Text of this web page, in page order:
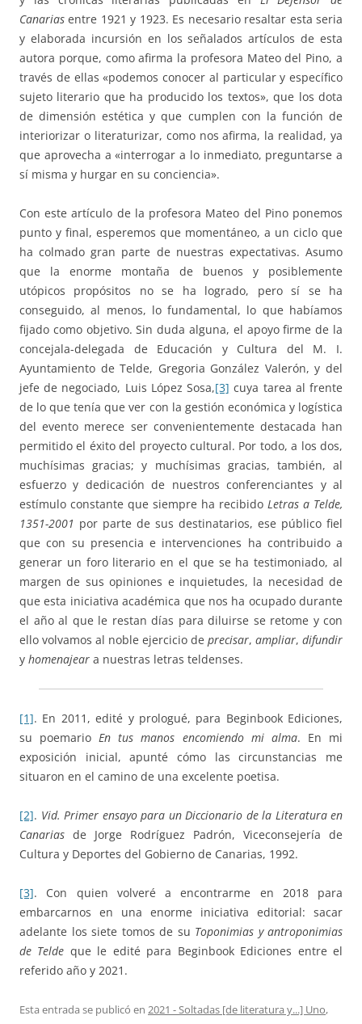
Canariasentre 1921 y 1923. Es necesario resaltar esta seria
y elaborada incursión en los señalados artículos de esta
autora porque, como afirma la profesora Mateo del Pino, a
través de ellas «podemos conocer al particular y específico
sujeto literario que ha producido los textos», que los dota
de dimensión estética y que cumplen con la función de
interiorizar o literaturizar, como nos afirma, la realidad, ya
que aprovecha a «interrogar a lo inmediato, preguntarse a
sí misma y hurgar en su conciencia».
Con este artículo de la profesora Mateo del Pino ponemos
punto y final, esperemos que momentáneo, a un ciclo que
ha colmado gran parte de nuestras expectativas. Asumo
que la enorme montaña de buenos y posiblemente
utópicos propósitos no se ha logrado, pero sí se ha
conseguido, al menos, lo fundamental, lo que habíamos
fijado como objetivo. Sin duda alguna, el apoyo firme de la
concejala-delegada de Educación y Cultura del M. I.
Ayuntamiento de Telde, Gregoria González Valerón, y del
jefe de negociado, Luis López Sosa,[3] cuya tarea al frente
de lo que tenía que ver con la gestión económica y logística
del evento merece ser convenientemente destacada han
permitido el éxito del proyecto cultural. Por todo, a los dos,
muchísimas gracias; y muchísimas gracias, también, al
esfuerzo y dedicación de nuestros conferenciantes y al
estímulo constante que siempre ha recibido Letras a Telde,
1351-2001 por parte de sus destinatarios, ese público fiel
que con su presencia e intervenciones ha contribuido a
generar un foro literario en el que se ha testimoniado, al
margen de sus opiniones e inquietudes, la necesidad de
que esta iniciativa académica que nos ha ocupado durante
el año al que le restan días para diluirse se retome y con
ello volvamos al noble ejercicio de precisar, ampliar, difundir
y homenajear a nuestras letras teldenses.
[1]. En 2011, edité y prologué, para Beginbook Ediciones,
su poemarioEn tus manos encomiendo mi alma. En mi
exposición inicial, apunté cómo las circunstancias me
situaron en el camino de una excelente poetisa.
[2]. Vid. Primer ensayo para un Diccionario de la Literatura en
Canarias de Jorge Rodríguez Padrón, Viceconsejería de
Cultura y Deportes del Gobierno de Canarias, 1992.
[3]. Con quien volveré a encontrarme en 2018 para
embarcarnos en una enorme iniciativa editorial: sacar
adelante los siete tomos de su Toponimias y antroponimias
de Telde que le edité para Beginbook Ediciones entre el
referido año y 2021.
Esta entrada se publicó en 2021 - Soltadas [de literatura y...] Uno,